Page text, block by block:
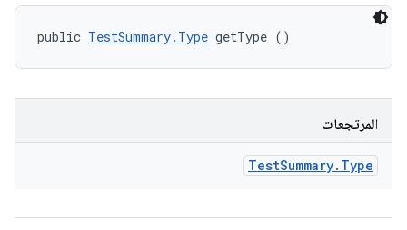
public TestSummary.Type getType ()
المرتجعات
TestSummary. Type